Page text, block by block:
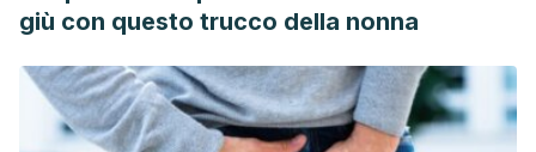
giù con questo trucco della nonna